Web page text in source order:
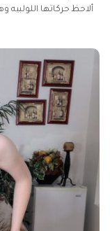
ألاحظ حركاتها